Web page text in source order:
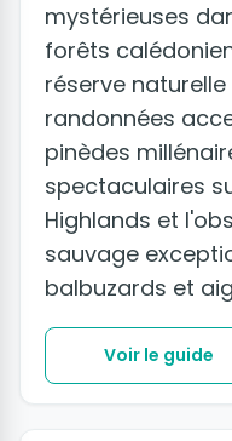
mystérieuses
forêts
réserve
randonnées
pinèdes
spectaculaires
Highlands et
sauvage
balbuzards et
Voir le guide